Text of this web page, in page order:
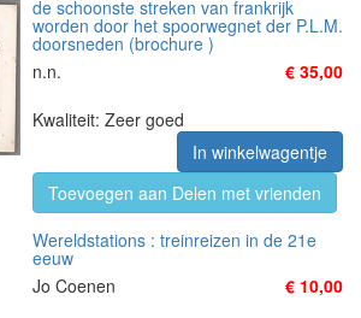
de schoonste streken van frankrijk
worden door het spoorwegnet der P.L.M.
doorsneden (brochure )
n.n.
€ 35,00
Kwaliteit: Zeer goed
In winkelwagentje
Toevoegen aan Delen met vrienden
Wereldstations : treinreizen in de 21e
eeuw
Jo Coenen
€ 10,00